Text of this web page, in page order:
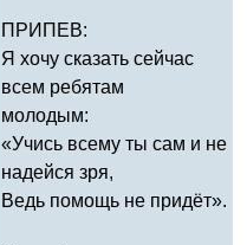
ПРИПЕВ:
Я хочу сказать сейчас
всем ребятам
молодым:
«Учись всему ты сам и не
надейся зря,
Ведь помощь не придёт».